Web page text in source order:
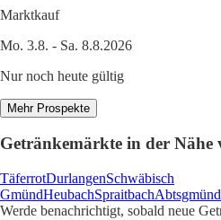
Marktkauf
Mo. 3.8. - Sa. 8.8.2026
Nur noch heute gültig
Mehr Prospekte
Getränkemärkte in der Nähe
TäferrotDurlangenSchwäbisch
GmündHeubachSpraitbachAbtsgmünd
Werde benachrichtigt, sobald neue